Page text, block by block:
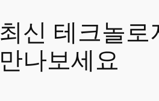
최신 테크놀
만나보세요